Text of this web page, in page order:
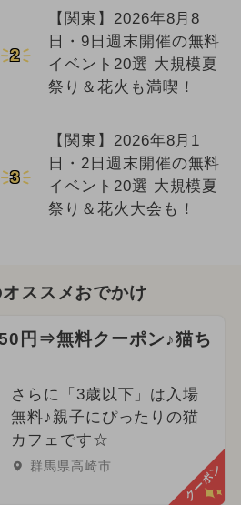
2
【関東】2026年8月8
日・9日週末開催の無料
イベント20選 大規模夏
祭り＆花火も満喫！
3
【関東】2026年8月1
日・2日週末開催の無料
イベント20選 大規模夏
祭り＆花火大会も！
ススメおでかけ
円⇒無料クーポン♪猫ち
さらに「3歳以下」は入場
無料♪親子にぴったりの猫
カフェです☆
群馬県高崎市 クーポン